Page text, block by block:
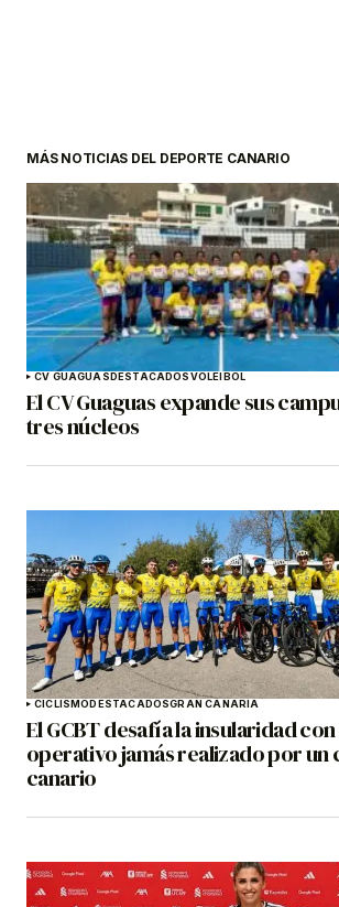
MÁS NOTICIAS DEL DEPORTE CANARIO
CV GUAGUASDESTACADOSVOLEIBOL
El CV Guaguas expande sus
tres núcleos
CICLISMODESTACADOSGRAN CANARIA
El GCBT desafía la insularidad
operativo jamás realizado por un
canario